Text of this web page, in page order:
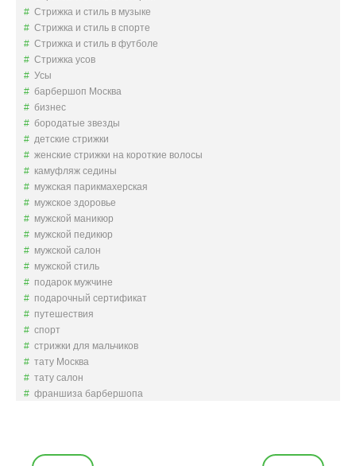
Стрижка и стиль в музыке
Стрижка и стиль в спорте
Стрижка и стиль в футболе
Стрижка усов
Усы
барбершоп Москва
бизнес
бородатые звезды
детские стрижки
женские стрижки на короткие волосы
камуфляж седины
мужская парикмахерская
мужское здоровье
мужской маникюр
мужской педикюр
мужской салон
мужской стиль
подарок мужчине
подарочный сертификат
путешествия
спорт
стрижки для мальчиков
тату Москва
тату салон
франшиза барбершопа